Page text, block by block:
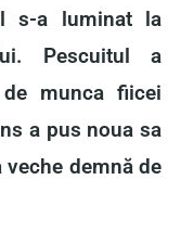
s-a luminat la
Pescuitul a
munca fiicei
a pus noua sa
demnă de